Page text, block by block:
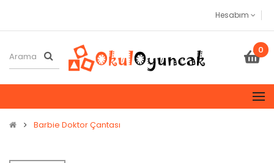
Hesabım
0
Barbie Doktor Çantası